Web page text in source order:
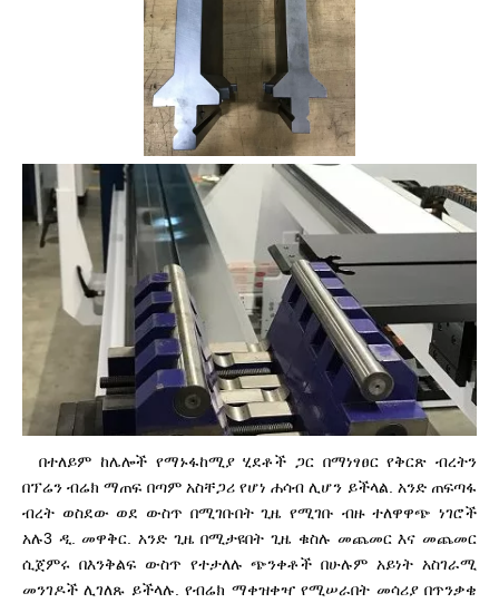
በተለይም ከሌሎች የማኑፋከሚያ ሂደቶች ጋር በማነፃፀር የቅርጽ ብረትን
በፕሬን ብሬክ ማጠፍ በጣም አስቸጋሪ የሆነ ሐሳብ ሊሆን ይችላል. አንድ ጠፍጣፋ
ብረት ወስደው ወደ ውስጥ በሚገቡበት ጊዜ የሚገቡ ብዙ ተለዋዋጭ ነገሮች
አሉ3 ዲ. መዋቅር. አንድ ጊዜ በሚታዩበት ጊዜ ቁስሉ መጨመር እና መጨመር
ሲጀምሩ በእንቅልፍ ውስጥ የተታለሉ ጭንቀቶች በሁሉም አይነት አስገራሚ
መንገዶች ሊገለጹ ይችላሉ. የብሬክ ማቀዝቀዣ የሚሠራበት መሳሪያ በጥንቃቄ